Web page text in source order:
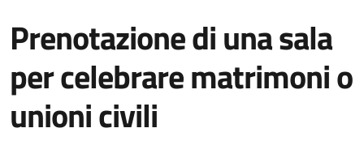
Prenotazione di una sala
per celebrare matrimoni o
unioni civili